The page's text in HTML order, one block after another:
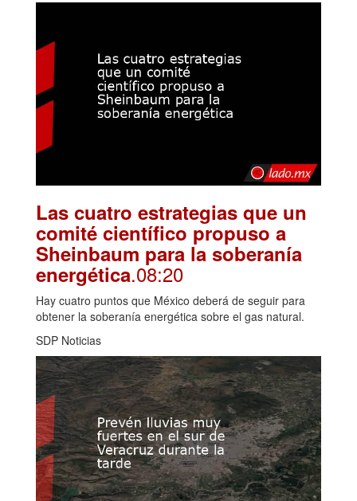
Las cuatro estrategias que un
comité científico propuso a
Sheinbaum para la soberanía
energética.08:20
Hay cuatro puntos que México deberá de seguir para
obtener la soberanía energética sobre el gas natural.
SDP Noticias